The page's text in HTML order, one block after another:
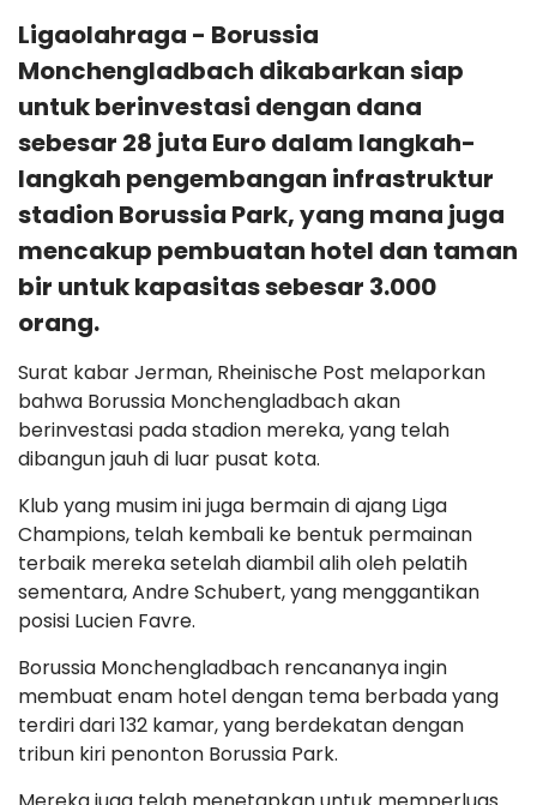
Ligaolahraga - Borussia
Monchengladbach dikabarkan siap
untuk berinvestasi dengan dana
sebesar 28 juta Euro dalam langkah-
langkah pengembangan infrastruktur
stadion Borussia Park, yang mana juga
mencakup pembuatan hotel dan taman
bir untuk kapasitas sebesar 3.000
orang.
Surat kabar Jerman, Rheinische Post melaporkan
bahwa Borussia Monchengladbach akan
berinvestasi pada stadion mereka, yang telah
dibangun jauh di luar pusat kota.
Klub yang musim ini juga bermain di ajang Liga
Champions, telah kembali ke bentuk permainan
terbaik mereka setelah diambil alih oleh pelatih
sementara, Andre Schubert, yang menggantikan
posisi Lucien Favre.
Borussia Monchengladbach rencananya ingin
membuat enam hotel dengan tema berbada yang
terdiri dari 132 kamar, yang berdekatan dengan
tribun kiri penonton Borussia Park.